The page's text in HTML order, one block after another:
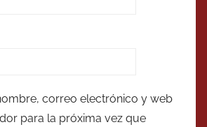
correo electrónico y web
para la próxima vez que